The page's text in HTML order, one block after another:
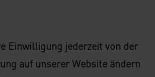
Einwilligung jederzeit von der
auf unserer Website ändern